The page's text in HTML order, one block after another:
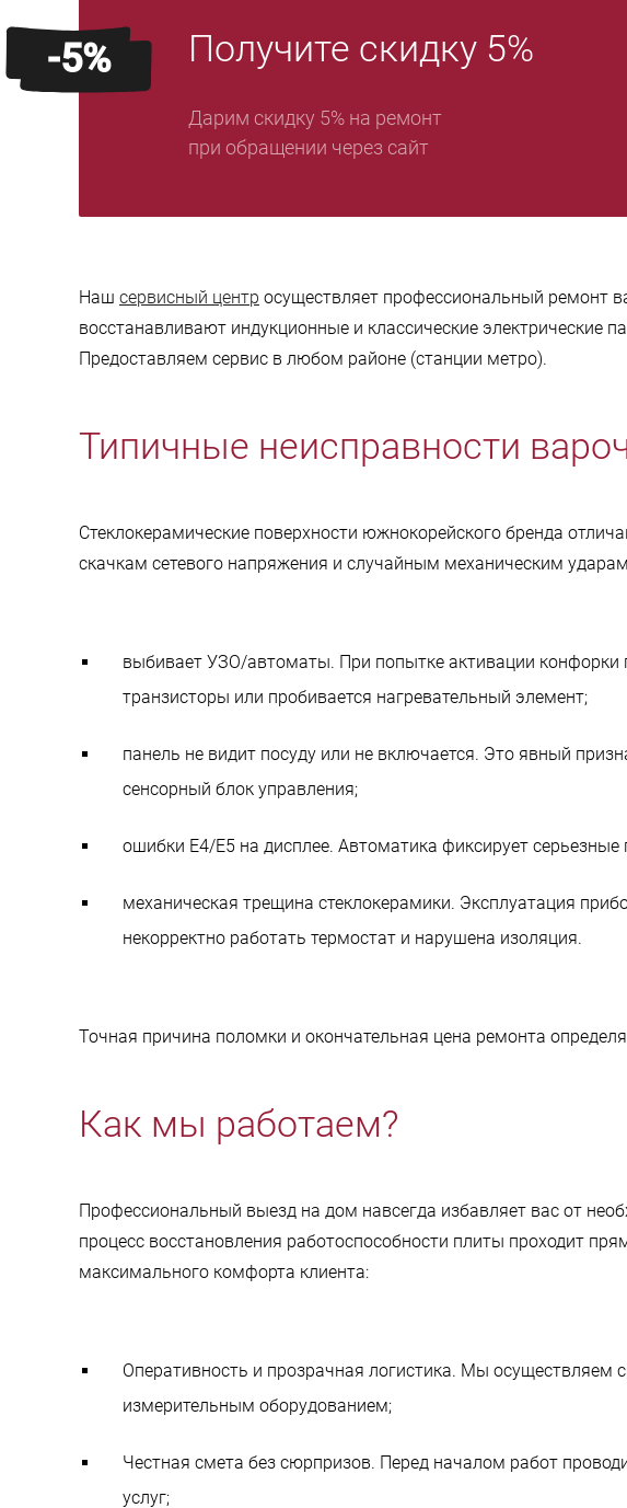
-5% Получите скидку 5%
Дарим скидку 5% на ремонт
при обращении через сайт
Наш сервисный центр осуществляет профессиональный ремонт
восстанавливают индукционные и классические
Предоставляем сервис в любом районе (станции метро).
Типичные неисправности
Стеклокерамические поверхности южнокорейского бренда
скачкам сетевого напряжения и случайным механическим
выбивает УЗО/автоматы. При попытке активации конфорки
транзисторы или пробивается нагревательный элемент;
панель не видит посуду или не включается. Это явный
сенсорный блок управления;
ошибки E4/E5 на дисплее. Автоматика фиксирует
механическая трещина стеклокерамики. Эксплуатация
некорректно работать термостат и нарушена изоляция.
Точная причина поломки и окончательная цена ремонта
Как мы работаем?
Профессиональный выезд на дом навсегда избавляет вас от
процесс восстановления работоспособности плиты проходит
максимального комфорта клиента:
Оперативность и прозрачная логистика. Мы
измерительным оборудованием;
Честная смета без сюрпризов. Перед началом работ
услуг;